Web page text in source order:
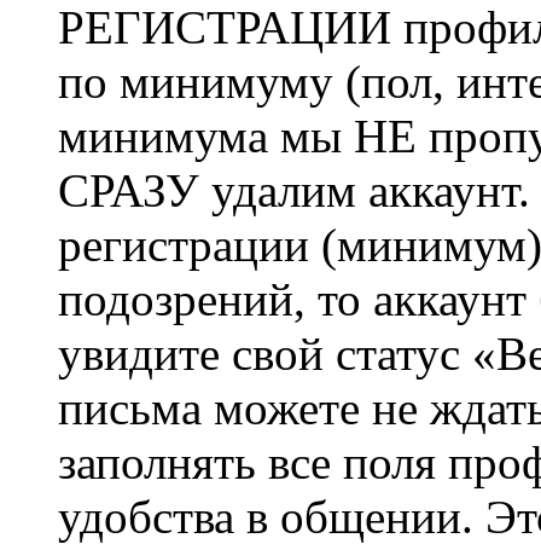
РЕГИСТРАЦИИ профиль
по минимуму (пол,
минимума мы НЕ
СРАЗУ удалим
регистрации
подозрений, то
увидите свой статус
письма можете не
заполнять все поля
удобства в общении.